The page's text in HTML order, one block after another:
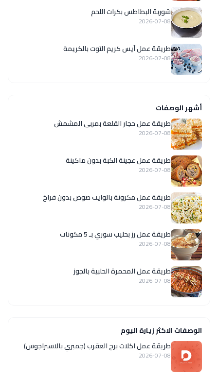
شوربة البطاطس بكرات اللحم
2026-07-08
طريقة عمل آيس كريم التوت بالكريمة
2026-07-08
أشهر الوصفات
طريقة عمل حجار القلعة بمربى المشمش
2026-07-08
طريقة عمل عجينة الكبة بدون ماكينة
2026-07-08
طريقة عمل مكرونة بالوايت صوص بدون فراخ
2026-07-08
طريقة عمل رز بحليب سوري بـ 5 مكونات
2026-07-08
طريقة عمل المحمرة الحلبية بالجوز
2026-07-08
الوصفات الاكثر زيارة اليوم
طريقة عمل اكلات برج العقرب (جمبري بالاسبراجوس)
2026-07-08